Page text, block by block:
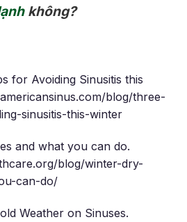
không?
for Avoiding Sinusitis this
blog/three-
sinusitis-this-winter
and what you can do.
blog/winter-dry-
can-do/
Weather on Sinuses.